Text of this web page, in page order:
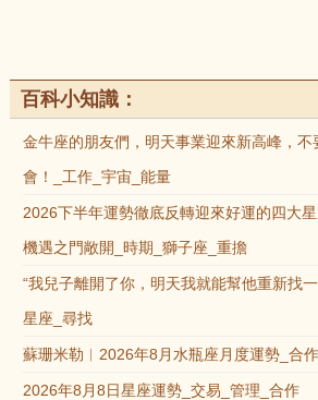
百科小知識：
金牛座的朋友們，明天事業迎來新高峰，
會！_工作_宇宙_能量
2026下半年運勢徹底反轉迎來好運的四大
機遇之門敞開_時期_獅子座_重擔
“我兒子離開了你，明天我就能幫他重新找
星座_尋找
蘇珊米勒︱2026年8月水瓶座月度運勢_合
2026年8月8日星座運勢_交易_管理_合作